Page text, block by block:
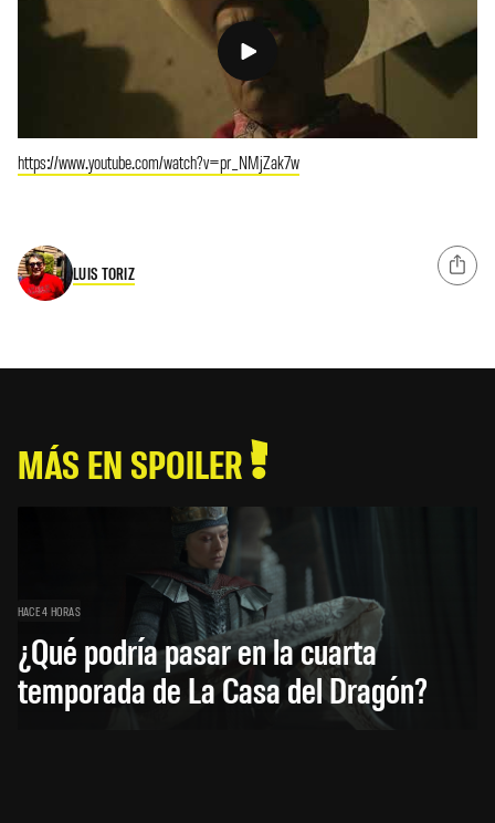
https://www.youtube.com/watch?v=pr_NMjZak7w
LUIS TORIZ
MÁS EN SPOILER
HACE 4 HORAS
¿Qué podría pasar en la cuarta
temporada de La Casa del Dragón?